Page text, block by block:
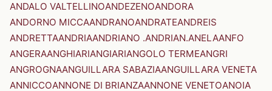
ANDALO VALTELLINOANDEZENOANDORA
ANDORNO MICCAANDRANOANDRATEANDREIS
ANDRETTAANDRIAANDRIANO .ANDRIAN.ANELAANFO
ANGERAANGHIARIANGIARIANGOLO TERMEANGRI
ANGROGNAANGUILLARA SABAZIAANGUILLARA VENETA
ANNICCOANNONE DI BRIANZAANNONE VENETOANOIA